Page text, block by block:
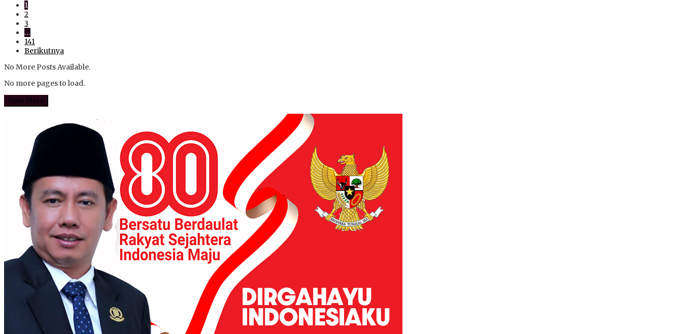
1
2
3
…
141
Berikutnya
No More Posts Available.
No more pages to load.
View More